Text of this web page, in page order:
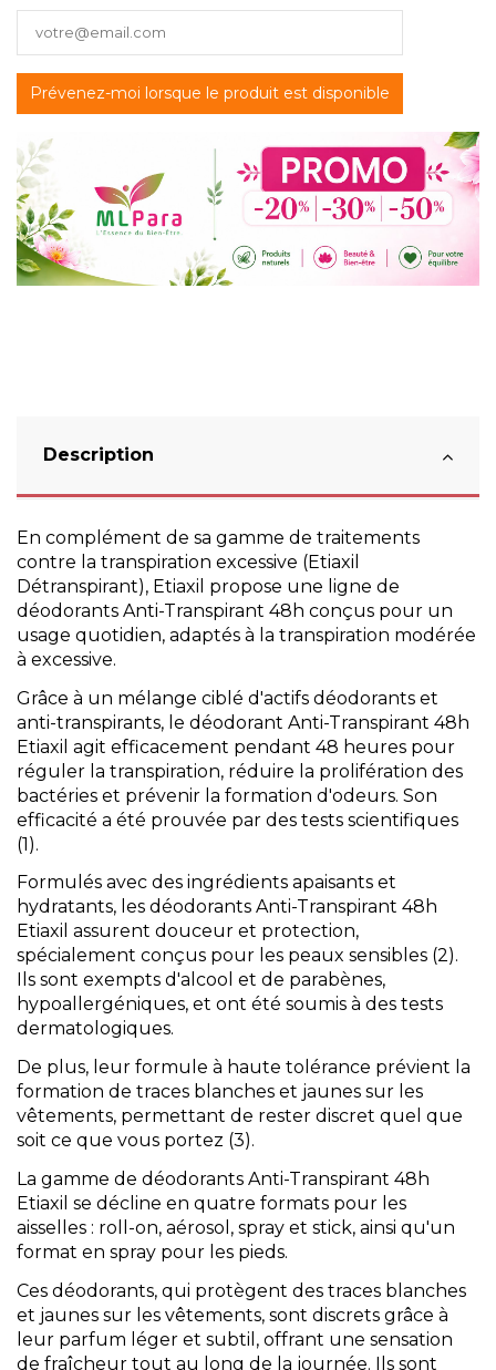
Description
En complément de sa gamme de traitements
contre la transpiration excessive (Etiaxil
Détranspirant), Etiaxil propose une ligne de
déodorants Anti-Transpirant 48h conçus pour un
usage quotidien, adaptés à la transpiration modérée
à excessive.
Grâce à un mélange ciblé d'actifs déodorants et
anti-transpirants, le déodorant Anti-Transpirant 48h
Etiaxil agit efficacement pendant 48 heures pour
réguler la transpiration, réduire la prolifération des
bactéries et prévenir la formation d'odeurs. Son
efficacité a été prouvée par des tests scientifiques
(1).
Formulés avec des ingrédients apaisants et
hydratants, les déodorants Anti-Transpirant 48h
Etiaxil assurent douceur et protection,
spécialement conçus pour les peaux sensibles (2).
Ils sont exempts d'alcool et de parabènes,
hypoallergéniques, et ont été soumis à des tests
dermatologiques.
De plus, leur formule à haute tolérance prévient la
formation de traces blanches et jaunes sur les
vêtements, permettant de rester discret quel que
soit ce que vous portez (3).
La gamme de déodorants Anti-Transpirant 48h
Etiaxil se décline en quatre formats pour les
aisselles : roll-on, aérosol, spray et stick, ainsi qu'un
format en spray pour les pieds.
Ces déodorants, qui protègent des traces blanches
et jaunes sur les vêtements, sont discrets grâce à
leur parfum léger et subtil, offrant une sensation
de fraîcheur tout au long de la journée. Ils sont